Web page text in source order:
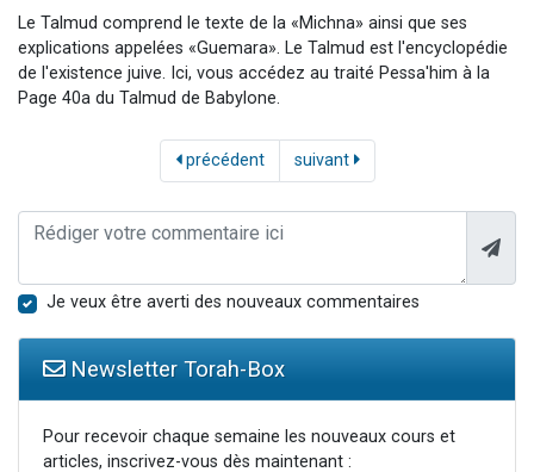
Le Talmud comprend le texte de la «Michna» ainsi que ses
explications appelées «Guemara». Le Talmud est l'encyclopédie
de l'existence juive. Ici, vous accédez au traité Pessa'him à la
Page 40a du Talmud de Babylone.
précédent suivant
Je veux être averti des nouveaux commentaires
Newsletter Torah-Box
Pour recevoir chaque semaine les nouveaux cours et
articles, inscrivez-vous dès maintenant :